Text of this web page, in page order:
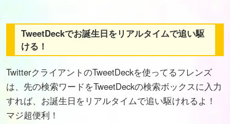
TweetDeckでお誕生日をリアルタイムで追い駆
ける！
TwitterクライアントのTweetDeckを使ってるフレンズ
は、先の検索ワードをTweetDeckの検索ボックスに入力
すれば、お誕生日をリアルタイムで追い駆けれるよ！
マジ超便利！